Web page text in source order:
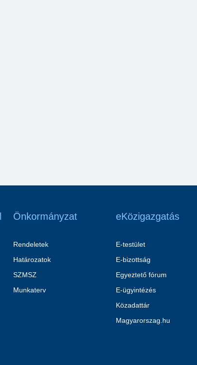
Önkormányzat
Rendeletek
Határozatok
SZMSZ
Munkaterv
eKözigazgatás
E-testület
E-bizottság
Egyeztető fórum
E-ügyintézés
Közadattár
Magyarorszag.hu